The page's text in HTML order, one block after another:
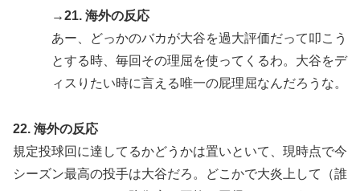
→21. 海外の反応
あー、どっかのバカが大谷を過大評価だって叩こう
とする時、毎回その理屈を使ってくるわ。大谷をデ
ィスりたい時に言える唯一の屁理屈なんだろうな。
22. 海外の反応
規定投球回に達してるかどうかは置いといて、現時点で今
シーズン最高の投手は大谷だろ。どこかで大炎上して（誰